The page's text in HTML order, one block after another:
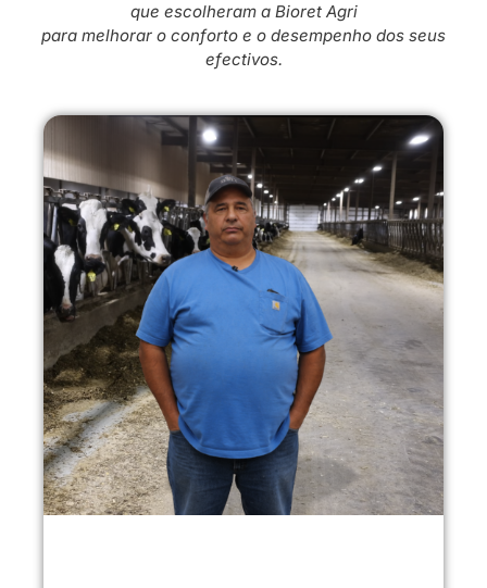
que escolheram a Bioret Agri
para melhorar o conforto e o desempenho dos seus
efectivos.